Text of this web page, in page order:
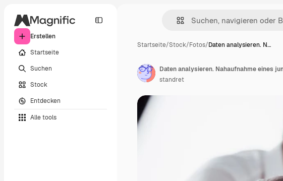
Erstellen
Startseite
Suchen
Stock
Entdecken
Alle tools
Startseite/Stock/Fotos/Daten analysieren. N…
standret